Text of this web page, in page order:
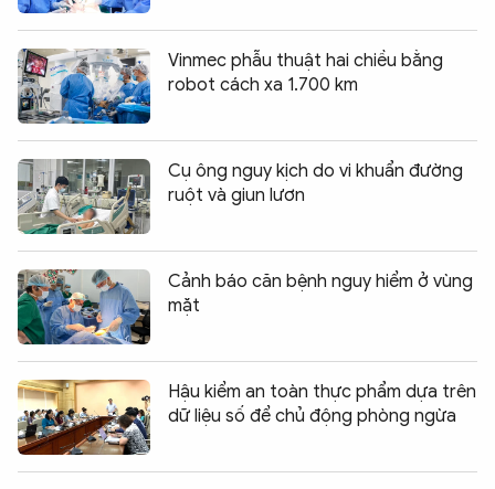
Vinmec phẫu thuật hai chiều bằng
robot cách xa 1.700 km
Cụ ông nguy kịch do vi khuẩn đường
ruột và giun lươn
Cảnh báo căn bệnh nguy hiểm ở vùng
mặt
Hậu kiểm an toàn thực phẩm dựa trên
dữ liệu số để chủ động phòng ngừa